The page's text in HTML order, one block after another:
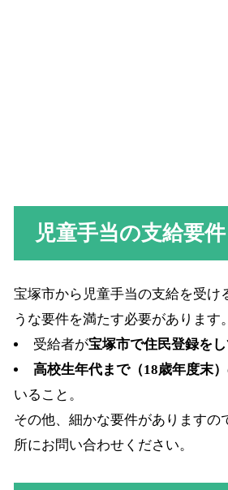
児童手当の支給要
宝塚市から児童手当の支給を受け
うな要件を満たす必要があります。
受給者が宝塚市で住民登録を
高校生年代まで（18歳年度末
いること。
その他、細かな要件がありますの
所にお問い合わせください。